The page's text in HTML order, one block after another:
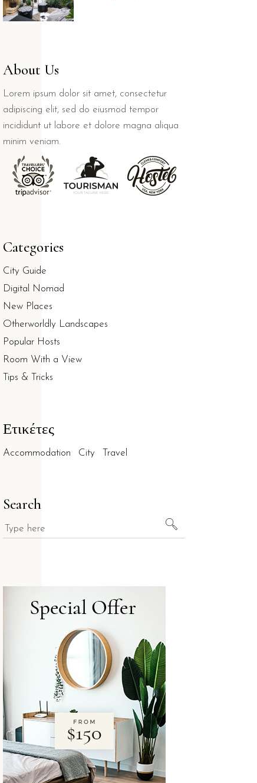
About Us
Lorem ipsum dolor sit amet, consectetur
adipiscing elit, sed do eiusmod tempor
incididunt ut labore et dolore magna aliqua
minim veniam.
Categories
City Guide
Digital Nomad
New Places
Otherworldly Landscapes
Popular Hosts
Room With a View
Tips & Tricks
Ετικέτες
Accommodation City Travel
Search